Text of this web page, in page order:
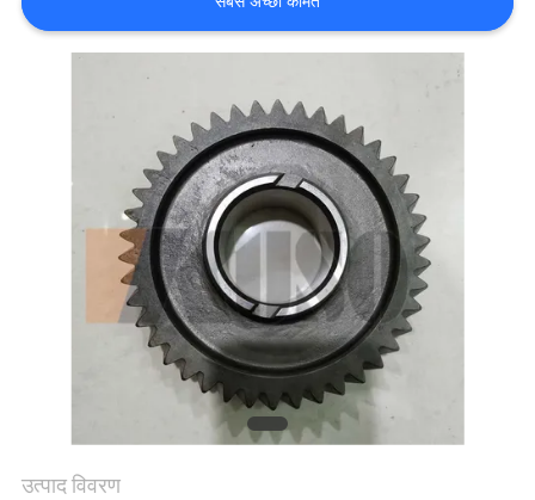
समाचार
साइटमैप
POLICY
उत्पाद विवरण